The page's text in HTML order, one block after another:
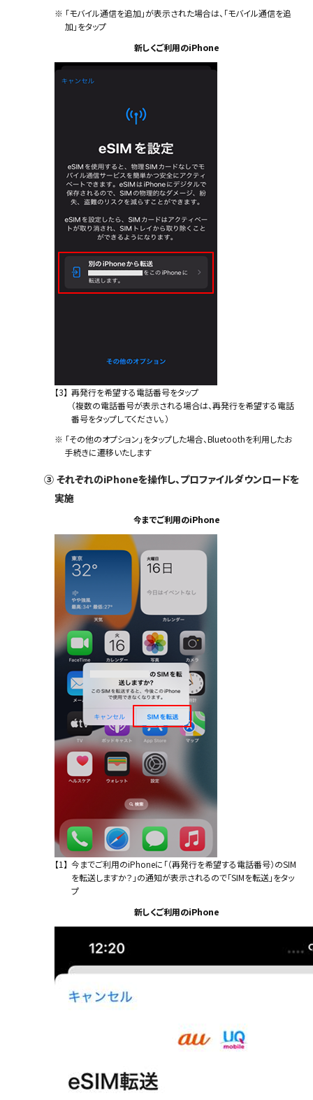
※ 「モバイル通信を追加」が表示された場合は、「モバイル通信を追
加」をタップ
新しくご利用のiPhone
【3】 再発行を希望する電話番号をタップ
（複数の電話番号が表示される場合は、再発行を希望する電話
番号をタップしてください。）
※ 「その他のオプション」をタップした場合、Bluetoothを利用したお
手続きに遷移いたします
③ それぞれのiPhoneを操作し、プロファイルダウンロードを
実施
今までご利用のiPhone
【1】 今までご利用のiPhoneに「（再発行を希望する電話番号）のSIM
を転送しますか？」の通知が表示されるので「SIMを転送」をタッ
プ
新しくご利用のiPhone